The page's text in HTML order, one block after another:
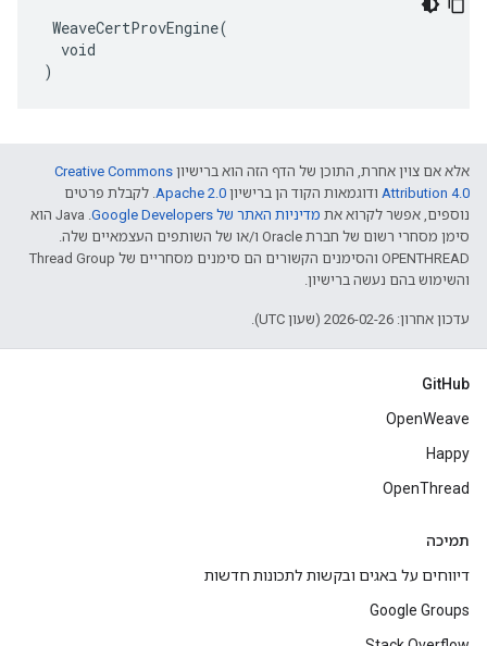
WeaveCertProvEngine(
  void
)
אלא אם צוין אחרת, התוכן של הדף הזה הוא ברישיון Creative Commons
Attribution 4.0‏ ודוגמאות הקוד הן ברישיון Apache 2.0‏. לקבלת פרטים
נוספים, אפשר לקרוא את מדיניות האתר של Google Developers‏
.‏ Java הוא
סימן מסחרי רשום של חברת Oracle ו/או של השותפים העצמאיים שלה.
‫OPENTHREAD והסימנים הקשורים הם סימנים מסחריים של Thread Group
והשימוש בהם נעשה ברישיון.
עדכון אחרון: 2026-02-26 (שעון UTC).
GitHub
OpenWeave
Happy
OpenThread
תמיכה
דיווחים על באגים ובקשות לתכונות חדשות
Google Groups